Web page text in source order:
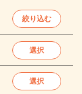
絞り込む
選択
選択